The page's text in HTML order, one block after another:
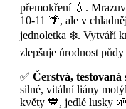
přemokření 💧.
10-11 🌴, ale v
jednoletka ❄️. Vytváří
zlepšuje úrodnost
✅ Čerstvá, testovaná
silné, vitální liány
květy 💙, jedlé lusky